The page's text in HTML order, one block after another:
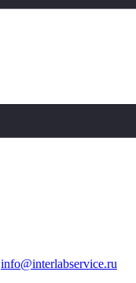
info@interlabservice.ru